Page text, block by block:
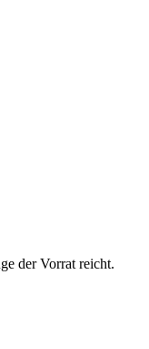
der Vorrat reicht.